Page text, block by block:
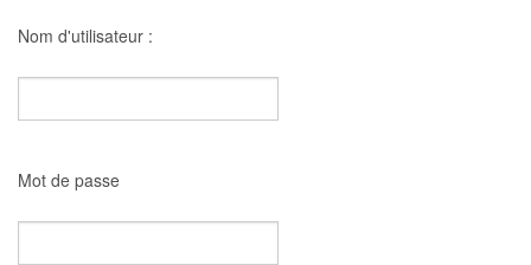
Nom d'utilisateur :
Mot de passe